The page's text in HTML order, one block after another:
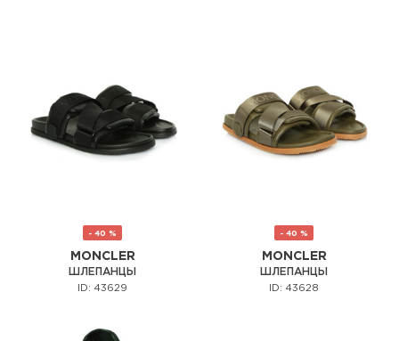
- 40 %
MONCLER
ШЛЕПАНЦЫ
ID: 43629
- 40 %
MONCLER
ШЛЕПАНЦЫ
ID: 43628